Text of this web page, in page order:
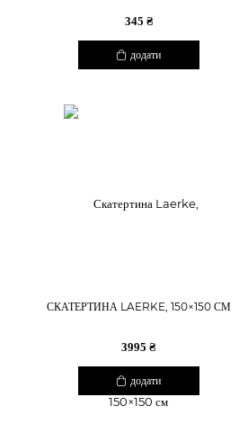
345 ₴
додати
СКАТЕРТИНА LAERKE, 150×150 СМ
3995 ₴
додати